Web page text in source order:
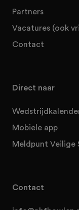
Partners
Vacatures (ook
Contact
Direct naar
Mobiele app
Meldpunt Veilige
Contact